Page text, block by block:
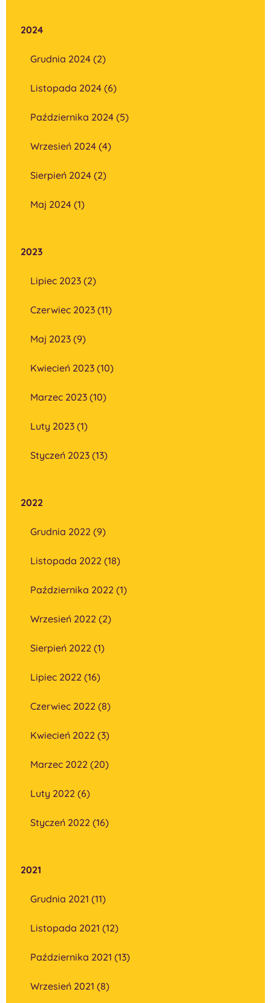
2024
Grudnia 2024 (2)
Listopada 2024 (6)
Października 2024 (5)
Wrzesień 2024 (4)
Sierpień 2024 (2)
Maj 2024 (1)
2023
Lipiec 2023 (2)
Czerwiec 2023 (11)
Maj 2023 (9)
Kwiecień 2023 (10)
Marzec 2023 (10)
Luty 2023 (1)
Styczeń 2023 (13)
2022
Grudnia 2022 (9)
Listopada 2022 (18)
Października 2022 (1)
Wrzesień 2022 (2)
Sierpień 2022 (1)
Lipiec 2022 (16)
Czerwiec 2022 (8)
Kwiecień 2022 (3)
Marzec 2022 (20)
Luty 2022 (6)
Styczeń 2022 (16)
2021
Grudnia 2021 (11)
Listopada 2021 (12)
Października 2021 (13)
Wrzesień 2021 (8)